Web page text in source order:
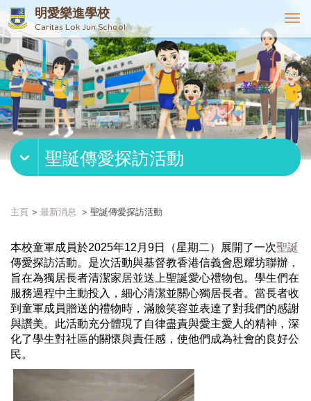
明愛樂進學校
Caritas Lok Jun School
T
o
g
g
l
e
n
v
g
n
聖誕傳愛探訪活動
主頁 最新消息 聖誕傳愛探訪活動
本校童軍成員於2025年12月9日（星期二）展開了一次聖誕
傳愛探訪活動。是次活動與基督教香港信義會恩耀坊聯辦，
旨在為獨居長者清潔家居並送上聖誕愛心禮物包。 學生們在
服務過程中主動投入，細心清潔並關心獨居長者。 當長者收
到童軍成員贈送的禮物時， 滿臉笑容並表達了對我們的感謝
與讚美。 此活動充分體現了自律盡責與愛主愛人的精神， 深
化了學生對社區的關懷與責任感，使他們成為社會的良好公
民。